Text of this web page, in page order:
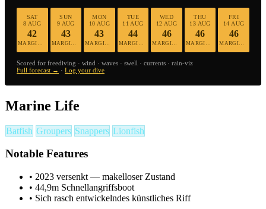
SAT
8 AUG
42
SUN
9 AUG
43
MON
10 AUG
43
MARGINAL
TUE
11 AUG
44
WED
12 AUG
46
THU
13 AUG
46
FRI
14 AUG
46
Scored for freediving · wind · waves · swell · currents · rain-viz
Full forecast → · Log your dive
Marine Life
Batfish Groupers Snappers Lionfish
Notable Features
• 2023 versenkt — makelloser Zustand
• 44,9m Schnellangriffsboot
• Sich rasch entwickelndes künstliches Riff